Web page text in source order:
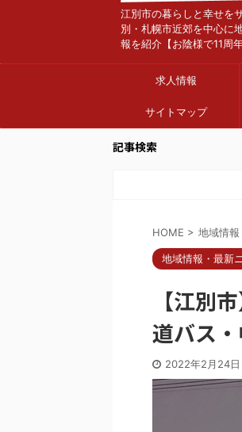
江別市の暮らしと幸せを
別・札幌市近郊を中心に
報を紹介【お陰様で11周
求人情報
サイトマップ
記事検索
HOME > 地域情報
地域情報・最新
【江別
道バス・
2022年2月24日